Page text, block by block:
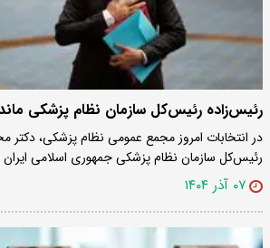
رئیس‌زاده رئیس‌کل سازمان نظام پزشکی
در انتخابات امروز مجمع عمومی نظام پزشکی،
رئیس‌کل سازمان نظام پزشکی جمهوری اسلامی ایران
۰۷ آذر ۱۴۰۴